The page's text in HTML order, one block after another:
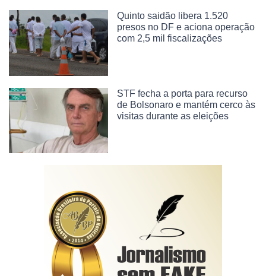
Quinto saidão libera 1.520
presos no DF e aciona operação
com 2,5 mil fiscalizações
STF fecha a porta para recurso
de Bolsonaro e mantém cerco às
visitas durante as eleições